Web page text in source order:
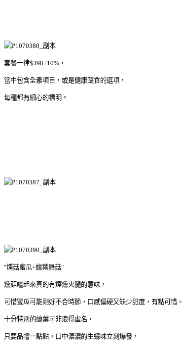
套餐一律$398+10%，
當中包含全素項目，或是健康蔬食的選項，
每種都有細心的標明。
"燻菇蜜瓜+蠔葉舞菇"
燻菇嚐起來真的有煙燻火腿的意味，
可惜蜜瓜可能剛好不合時節，口感偏硬又缺少甜度，有點可惜。
十分特別的蠔葉可非浪得虛名，
只要品嚐一點點，口中濃濃的生蠔味立刻爆發，